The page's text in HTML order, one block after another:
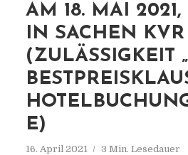
AM 18. MAI 2021,
IN SACHEN
(ZULÄSSIGKEIT
E)
16. April 2021 3 Min. Lesedauer